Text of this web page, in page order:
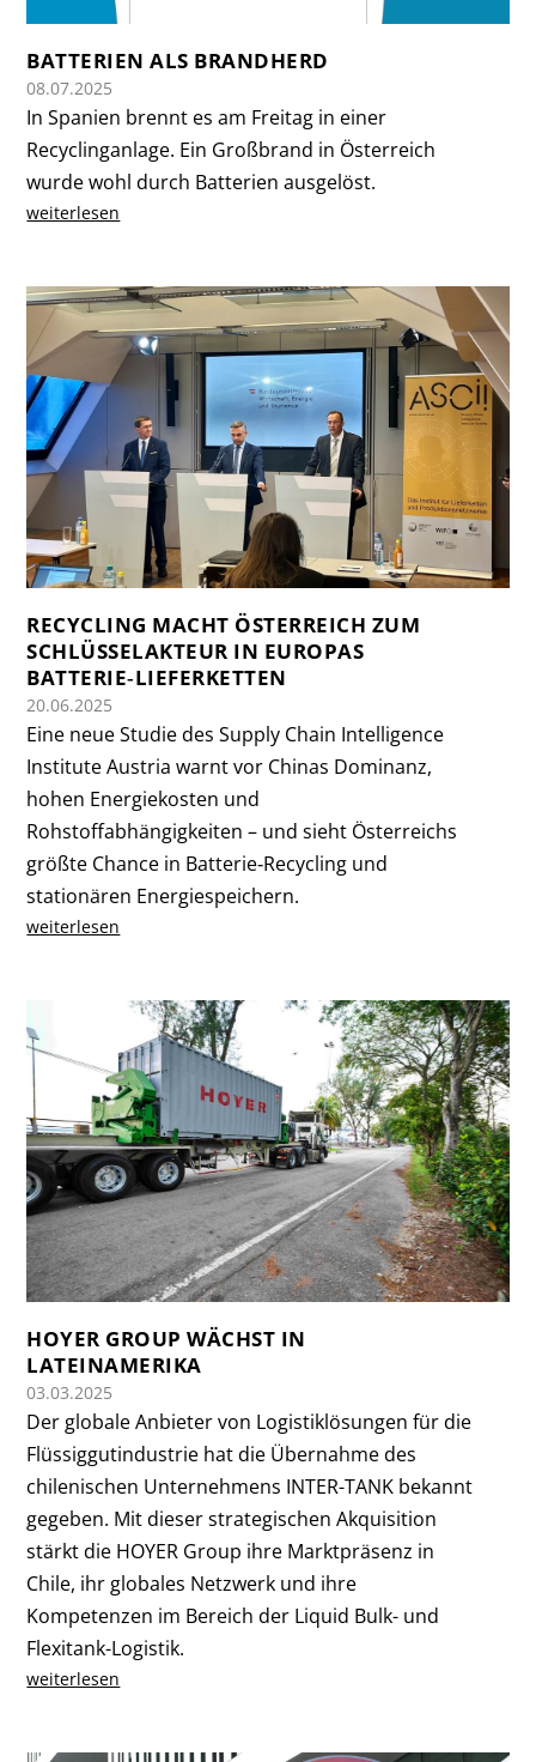
BATTERIEN ALS BRANDHERD
08.07.2025
In Spanien brennt es am Freitag in einer
Recyclinganlage. Ein Großbrand in Österreich
wurde wohl durch Batterien ausgelöst.
weiterlesen
RECYCLING MACHT ÖSTERREICH ZUM
SCHLÜSSELAKTEUR IN EUROPAS
BATTERIE‑LIEFERKETTEN
20.06.2025
Eine neue Studie des Supply Chain Intelligence
Institute Austria warnt vor Chinas Dominanz,
hohen Energiekosten und
Rohstoffabhängigkeiten – und sieht Österreichs
größte Chance in Batterie‑Recycling und
stationären Energiespeichern.
weiterlesen
HOYER GROUP WÄCHST IN
LATEINAMERIKA
03.03.2025
Der globale Anbieter von Logistiklösungen für die
Flüssiggutindustrie hat die Übernahme des
chilenischen Unternehmens INTER-TANK bekannt
gegeben. Mit dieser strategischen Akquisition
stärkt die HOYER Group ihre Marktpräsenz in
Chile, ihr globales Netzwerk und ihre
Kompetenzen im Bereich der Liquid Bulk- und
Flexitank-Logistik.
weiterlesen